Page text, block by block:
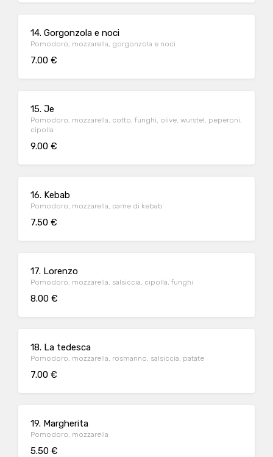
14. Gorgonzola e noci
Pomodoro, mozzarella, gorgonzola e noci
7.00 €
15. Je
Pomodoro, mozzarella, cotto, funghi, olive, wurstel, peperoni,
cipolla
9.00 €
16. Kebab
Pomodoro, mozzarella, carne di kebab
7.50 €
17. Lorenzo
Pomodoro, mozzarella, salsiccia, cipolla, funghi
8.00 €
18. La tedesca
Pomodoro, mozzarella, rosmarino, salsiccia, patate
7.00 €
19. Margherita
Pomodoro, mozzarella
5.50 €